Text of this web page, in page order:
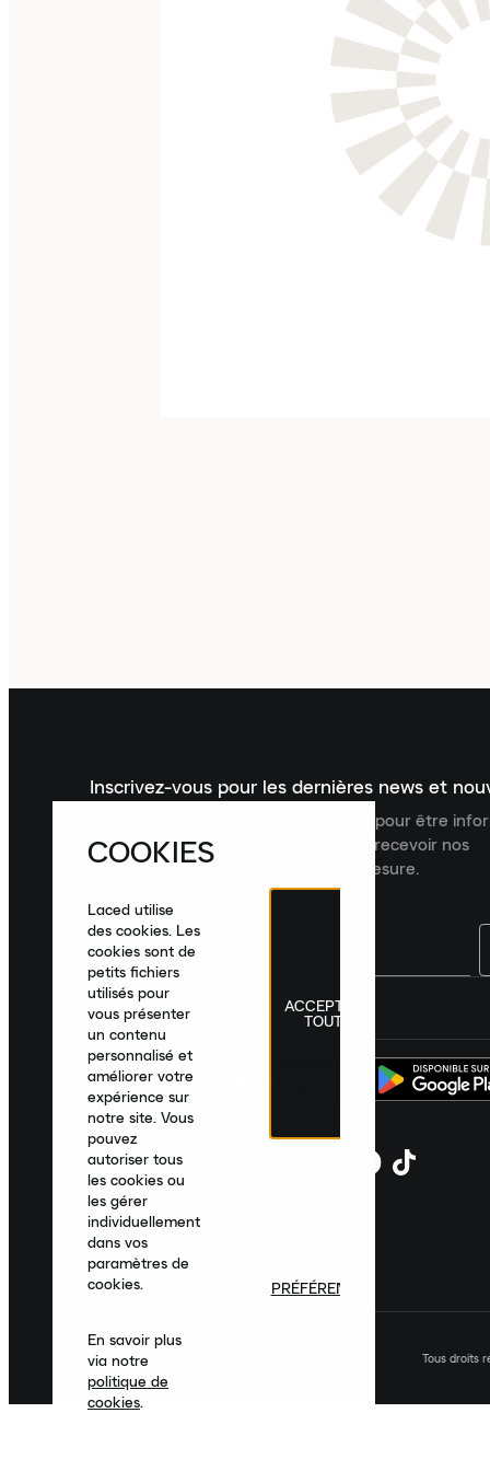
Inscrivez-vous pour les dernières news et
Inscrivez-vous à la newsletter Laced pour être
dernières nouveautés, collections et recevoir nos
recommandations de produits sur mesure.
France|Français
Tous droits
COOKIES
Laced utilise
des cookies. Les
cookies sont de
petits fichiers
utilisés pour
vous présenter
un contenu
personnalisé et
améliorer votre
expérience sur
notre site. Vous
pouvez
autoriser tous
les cookies ou
les gérer
individuellement
dans vos
paramètres de
cookies.
En savoir plus
via notre
politique de
cookies.
ACCEPTER
TOUT
PRÉFÉRENCES